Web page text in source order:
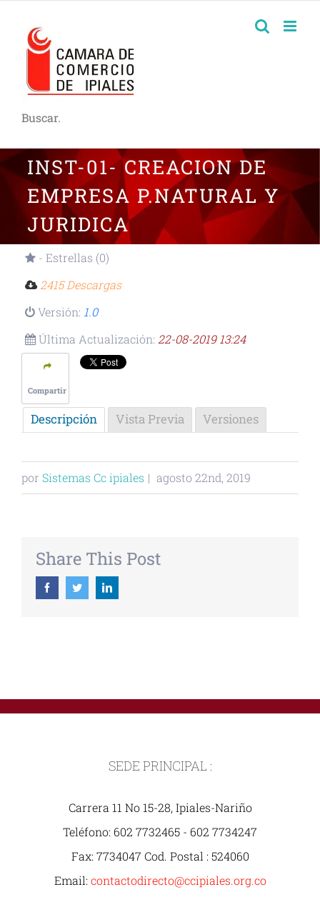
Buscar.
INST-01- CREACION DE
EMPRESA P.NATURAL Y
JURIDICA
- Estrellas (0)
2415 Descargas
Versión: 1.0
Última Actualización: 22-08-2019 13:24
Compartir
Descripción Vista Previa Versiones
por Sistemas Cc ipiales | agosto 22nd, 2019
Share This Post
FacebookTwitterLinkedin
SEDE PRINCIPAL :
Carrera 11 No 15-28, Ipiales-Nariño
Teléfono: 602 7732465 - 602 7734247
Fax: 7734047 Cod. Postal : 524060
Email: contactodirecto@ccipiales.org.co